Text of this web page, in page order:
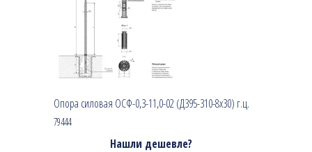
Опора силовая ОСФ-0,3-11,0-02 (Д395-310-8х30) г.ц.
79444
Нашли дешевле?